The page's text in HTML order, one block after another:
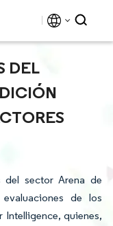
DEL
del sector Arena de
de los
Intelligence, quienes,